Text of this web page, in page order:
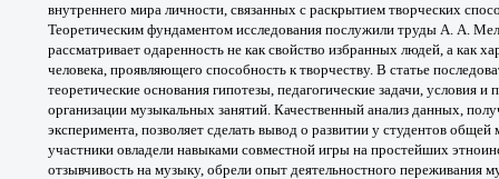
внутреннего мира личности, связанных с раскрытием творческих
Теоретическим фундаментом исследования послужили труды А. А.
рассматривает одаренность не как свойство избранных людей, а как
человека, проявляющего способность к творчеству. В статье
теоретические основания гипотезы, педагогические задачи, условия и
организации музыкальных занятий. Качественный анализ данных,
эксперимента, позволяет сделать вывод о развитии у студентов общей
участники овладели навыками совместной игры на простейших
отзывчивость на музыку, обрели опыт деятельностного переживания